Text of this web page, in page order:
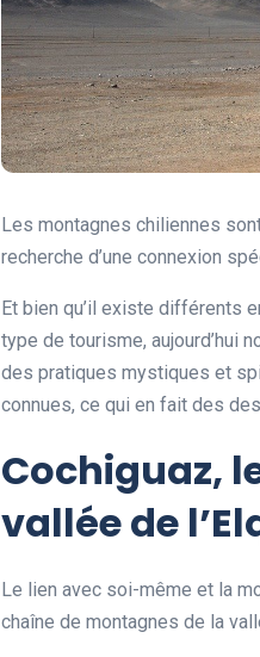
Les montagnes chiliennes
recherche d’une connexion
Et bien qu’il existe différents
type de tourisme, aujourd’hui
des pratiques mystiques et
connues, ce qui en fait des
Cochiguaz,
vallée de
Le lien avec soi-même et la
chaîne de montagnes de la